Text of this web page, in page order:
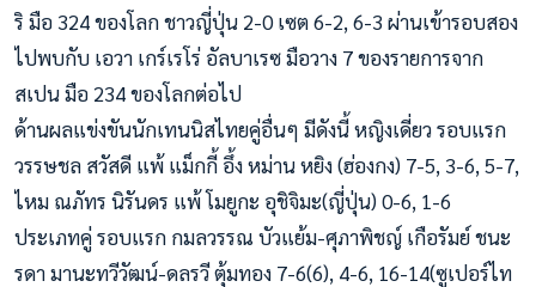
ริ มือ 324 ของโลก ชาวญี่ปุ่น 2-0 เซต 6-2, 6-3 ผ่านเข้ารอบสอง
ไปพบกับ เอวา เกร์เรโร่ อัลบาเรซ มือวาง 7 ของรายการจาก
สเปน มือ 234 ของโลกต่อไป
ด้านผลแข่งขันนักเทนนิสไทยคู่อื่นๆ มีดังนี้ หญิงเดี่ยว รอบแรก
วรรษชล สวัสดี แพ้ แม็กกี้ อึ้ง หม่าน หยิง (ฮ่องกง) 7-5, 3-6, 5-7,
ไหม ณภัทร นิรันดร แพ้ โมยูกะ อุชิจิมะ(ญี่ปุ่น) 0-6, 1-6
ประเภทคู่ รอบแรก กมลวรรณ บัวแย้ม-ศุภาพิชญ์ เกือรัมย์ ชนะ
รดา มานะทวีวัฒน์-ดลรวี ตุ้มทอง 7-6(6), 4-6, 16-14(ซูเปอร์ไท